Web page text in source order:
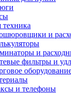
и
и
фильтры и
и телефоны